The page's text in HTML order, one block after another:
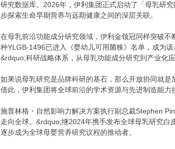
研究数据库。2026年，伊利集团正式启动了「母乳研
步探索生命早期营养与远期健康之间的深层关联。
在母乳前沿功能成分研究领域，伊利金领冠同样突破
种YLGB-1496已进入《婴幼儿可用菌株》名单，成为
&rdquo;科研战略体系，从母乳功能成分研究到产业化
如果说母乳研究是品牌科研的基石，那么开放协同就
借此，伊利集团将全球前沿的学术资源与先进制造能
施普林格・自然影响力解决方案执行副总裁Stephen
走向全球。&rdquo;继2024年携手发布全球母乳研究白
逐步成为全球母婴营养研究议程的推动者。